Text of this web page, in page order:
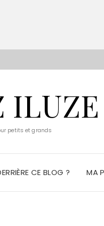
ILUZE
petits et grands
CE BLOG ? MA